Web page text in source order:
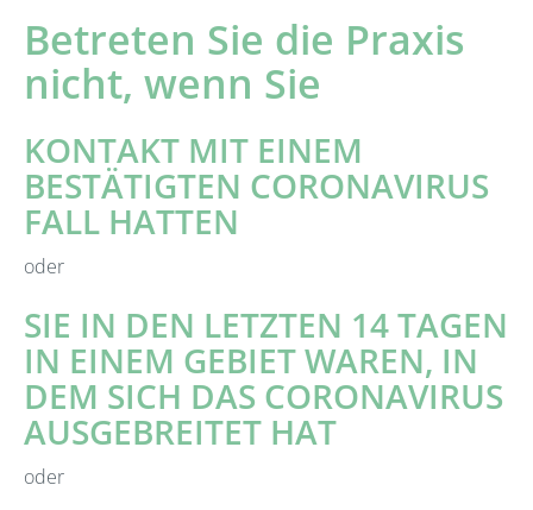
Betreten Sie die Praxis
nicht, wenn Sie
KONTAKT MIT EINEM
BESTÄTIGTEN CORONAVIRUS
FALL HATTEN
oder
SIE IN DEN LETZTEN 14 TAGEN
IN EINEM GEBIET WAREN, IN
DEM SICH DAS CORONAVIRUS
AUSGEBREITET HAT
oder